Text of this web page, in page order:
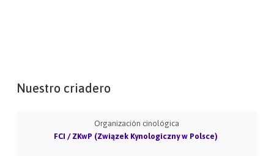
Nuestro criadero
Organización cinológica
FCI / ZKwP (Związek Kynologiczny w Polsce)